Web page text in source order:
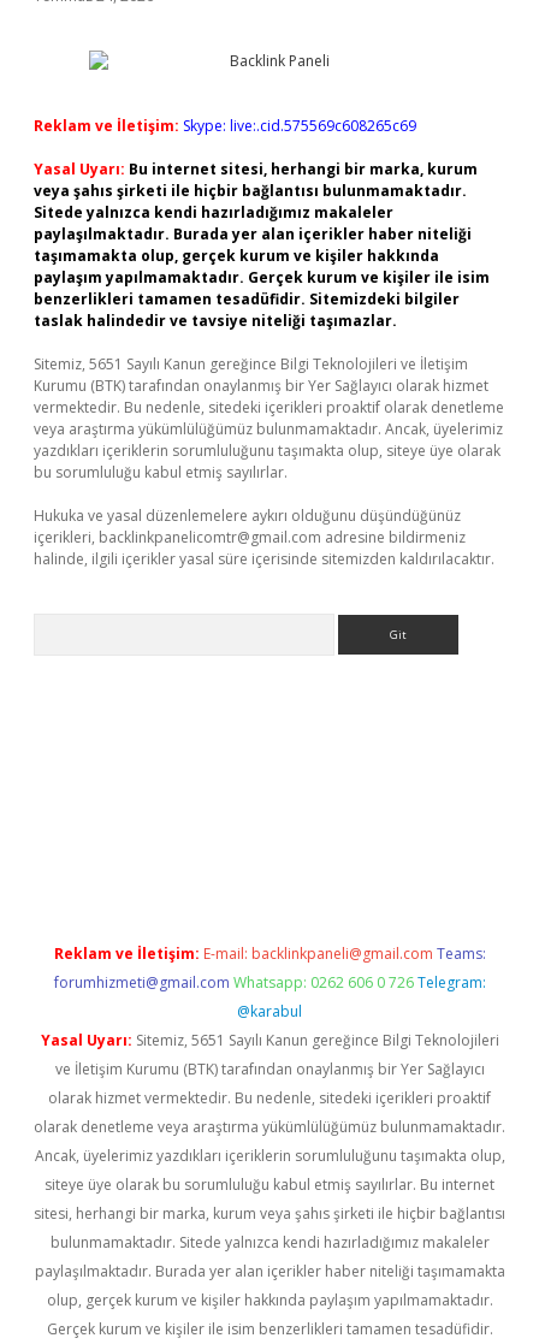
Reklam ve İletişim: Skype: live:.cid.575569c608265c69
Yasal Uyarı: Bu internet sitesi, herhangi bir marka, kurum
veya şahıs şirketi ile hiçbir bağlantısı bulunmamaktadır.
Sitede yalnızca kendi hazırladığımız makaleler
paylaşılmaktadır. Burada yer alan içerikler haber niteliği
taşımamakta olup, gerçek kurum ve kişiler hakkında
paylaşım yapılmamaktadır. Gerçek kurum ve kişiler ile isim
benzerlikleri tamamen tesadüfidir. Sitemizdeki bilgiler
taslak halindedir ve tavsiye niteliği taşımazlar.
Sitemiz, 5651 Sayılı Kanun gereğince Bilgi Teknolojileri ve İletişim
Kurumu (BTK) tarafından onaylanmış bir Yer Sağlayıcı olarak hizmet
vermektedir. Bu nedenle, sitedeki içerikleri proaktif olarak denetleme
veya araştırma yükümlülüğümüz bulunmamaktadır. Ancak, üyelerimiz
yazdıkları içeriklerin sorumluluğunu taşımakta olup, siteye üye olarak
bu sorumluluğu kabul etmiş sayılırlar.
Hukuka ve yasal düzenlemelere aykırı olduğunu düşündüğünüz
içerikleri, backlinkpanelicomtr@gmail.com adresine bildirmeniz
halinde, ilgili içerikler yasal süre içerisinde sitemizden kaldırılacaktır.
Reklam ve İletişim: E-mail: backlinkpaneli@gmail.com Teams:
forumhizmeti@gmail.com Whatsapp: 0262 606 0 726 Telegram:
@karabul
Yasal Uyarı: Sitemiz, 5651 Sayılı Kanun gereğince Bilgi Teknolojileri
ve İletişim Kurumu (BTK) tarafından onaylanmış bir Yer Sağlayıcı
olarak hizmet vermektedir. Bu nedenle, sitedeki içerikleri proaktif
olarak denetleme veya araştırma yükümlülüğümüz bulunmamaktadır.
Ancak, üyelerimiz yazdıkları içeriklerin sorumluluğunu taşımakta olup,
siteye üye olarak bu sorumluluğu kabul etmiş sayılırlar. Bu internet
sitesi, herhangi bir marka, kurum veya şahıs şirketi ile hiçbir bağlantısı
bulunmamaktadır. Sitede yalnızca kendi hazırladığımız makaleler
paylaşılmaktadır. Burada yer alan içerikler haber niteliği taşımamakta
olup, gerçek kurum ve kişiler hakkında paylaşım yapılmamaktadır.
Gerçek kurum ve kişiler ile isim benzerlikleri tamamen tesadüfidir.